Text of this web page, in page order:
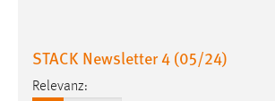
STACK Newsletter 4 (05/24)
Relevanz:
Anbieter:
Google Ireland Limited